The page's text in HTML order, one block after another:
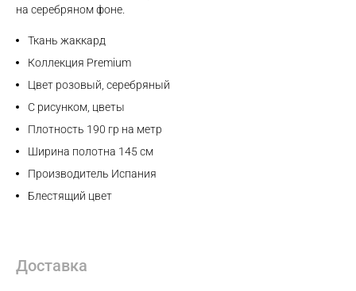
на серебряном фоне.
Ткань жаккард
Коллекция Premium
Цвет розовый, серебряный
С рисунком, цветы
Плотность 190 гр на метр
Ширина полотна 145 см
Производитель Испания
Блестящий цвет
Доставка
Max
WhatsApp
Telegram